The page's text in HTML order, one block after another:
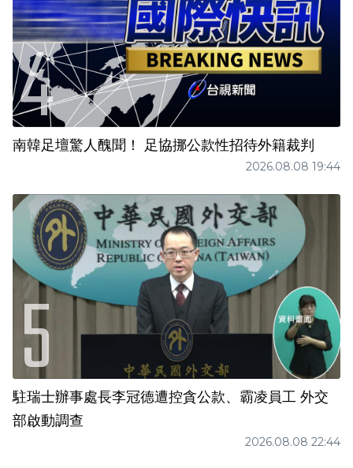
南韓足壇驚人醜聞！ 足協挪公款性招待外籍裁判
2026.08.08 19:44
駐瑞士辦事處長李冠德遭控貪公款、霸凌員工 外交
部啟動調查
2026.08.08 22:44